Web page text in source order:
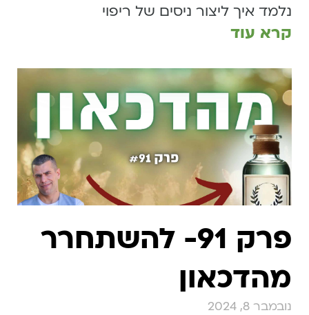
נלמד איך ליצור ניסים של ריפוי
קרא עוד
פרק 91- להשתחרר
מהדכאון
נובמבר 8, 2024